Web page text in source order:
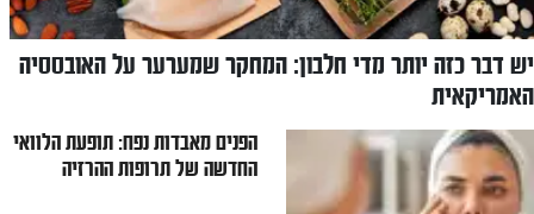
יש דבר כזה יותר מדי חלבון: המחקר שמערער על האובססיה
האמריקאית
הפנים מאבדות נפח: תופעת הלוואי
החדשה של תרופות ההרזיה